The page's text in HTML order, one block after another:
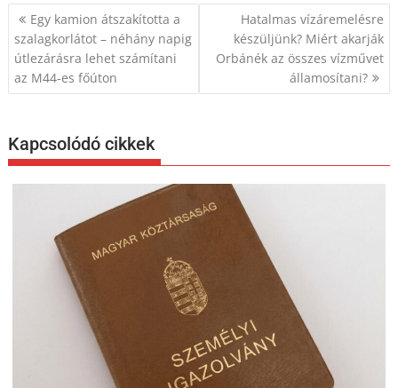
Bejegyzés
navigáció
Egy kamion átszakította a
szalagkorlátot – néhány napig
útlezárásra lehet számítani
az M44-es főúton
Hatalmas vízáremelésre
készüljünk? Miért akarják
Orbánék az összes vízművet
államosítani?
Kapcsolódó cikkek